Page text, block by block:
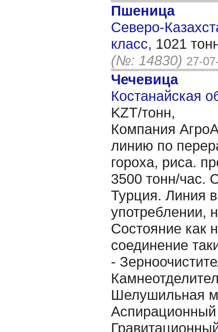
Пшеница
Северо-
класс, 1021
(№: 14830) 27-
Чечевица
Костанайская
KZT/тонн,
Компания
линию по
гороха, риса.
3500 тонн/час.
Турция. Линия
употреблении,
Состояние как
соединение
-
Шелушильная